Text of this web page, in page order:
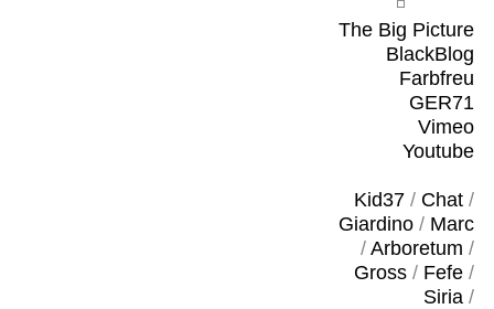
The Big Picture
BlackBlog
Farbfreu
GER71
Vimeo
Youtube
Kid37/ Chat/
Giardino/ Marc
/ Arboretum /
Gross/ Fefe/
Siria/